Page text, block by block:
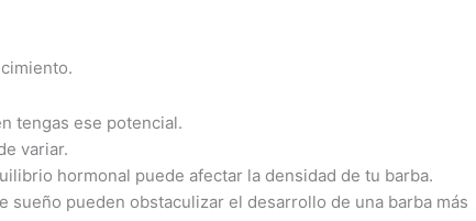
tengas ese potencial.
variar.
hormonal puede afectar la densidad de tu barba.
pueden obstaculizar el desarrollo de una barba más